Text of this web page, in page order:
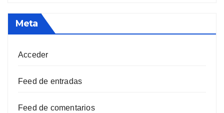
Meta
Acceder
Feed de entradas
Feed de comentarios